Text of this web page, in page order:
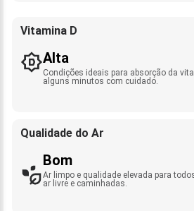
Vitamina D
Alta
Condições ideais para absorção da
alguns minutos com cuidado.
Qualidade do Ar
Bom
Ar limpo e qualidade elevada para
ar livre e caminhadas.